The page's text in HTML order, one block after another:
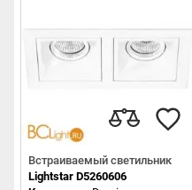
Встраиваемый светильник
Lightstar D5260606